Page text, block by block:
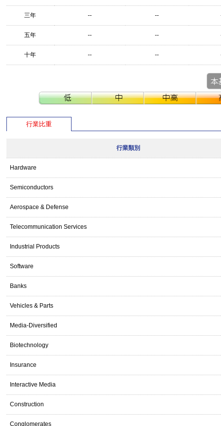
三年 -- --
五年 -- --
十年 -- --
行業比重
行業類別
Hardware
Semiconductors
Aerospace & Defense
Telecommunication Services
Industrial Products
Software
Banks
Vehicles & Parts
Media-Diversified
Biotechnology
Insurance
Interactive Media
Construction
Conglomerates